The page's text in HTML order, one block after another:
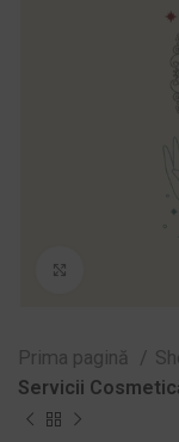
Prima pagină
Servicii